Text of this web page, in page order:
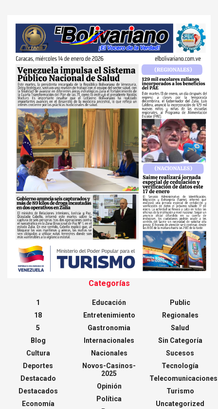
Categorías
1
18
5
Blog
Cultura
Deportes
Destacado
Destacados
Economía
Educación
Entretenimiento
Gastronomia
Internacionales
Nacionales
Novos-Casinos-
2025
Opinión
Política
Public
Regionales
Salud
Sin Categoría
Sucesos
Tecnología
Telecomunicaciones
Turismo
Uncategorized